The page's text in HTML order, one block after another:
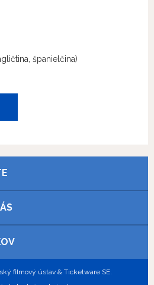
španielčina)
filmový ústav & Ticketware SE.